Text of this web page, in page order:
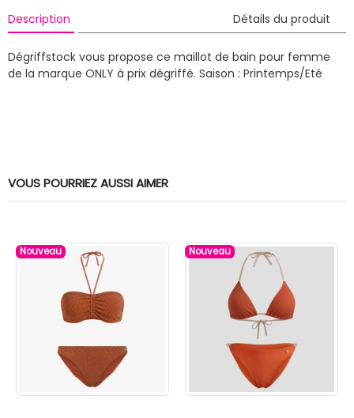
Description Détails du produit
Dégriffstock vous propose ce maillot de bain pour femme
de la marque ONLY à prix dégriffé. Saison : Printemps/Eté
VOUS POURRIEZ AUSSI AIMER
Nouveau Nouveau